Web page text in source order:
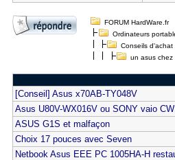
FORUM HardWare.fr
Ordinateurs
Conseils d'achat
un asus chez
[Conseil] Asus x70AB-TY048V
Asus U80V-WX016V ou SONY vaio
ASUS G1S et malfaçon
Choix 17 pouces avec Seven
Netbook Asus EEE PC 1005HA-H